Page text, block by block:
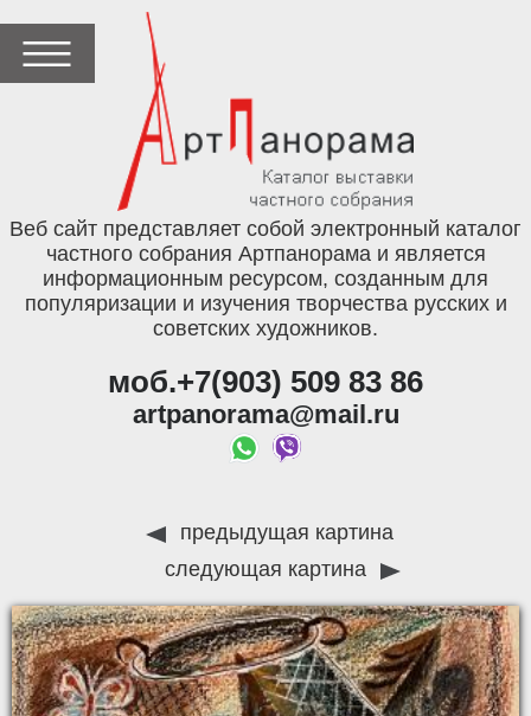
Веб сайт представляет собой электронный каталог
частного собрания Артпанорама и является
информационным ресурсом, созданным для
популяризации и изучения творчества русских и
советских художников.
моб.+7(903) 509 83 86
artpanorama@mail.ru
предыдущая картина
следующая картина